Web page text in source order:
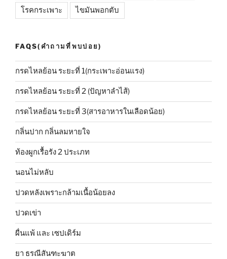
โรคกระเพาะ ไขมันพอกตับ
FAQS(คำถามที่พบบ่อย)
กรดไหลย้อน ระยะที่ 1(กระเพาะอ่อนแรง)
กรดไหลย้อน ระยะที่ 2 (ปัญหาลำไส้)
กรดไหลย้อน ระยะที่ 3(สารอาหารในเลือดน้อย)
กลิ่นปาก กลิ่นลมหายใจ
ท้องผูกเรื้อรัง 2 ประเภท
นอนไม่หลับ
ปวดหลังเพราะกล้ามเนื้อน้อยลง
ปวดเข่า
ผื่นแพ้ และ เซปเดิร์ม
ยา ธรณีสันฑะฆาต